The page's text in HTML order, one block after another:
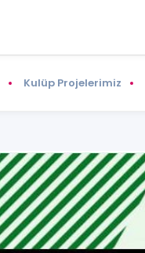
Kulüp Projelerimiz